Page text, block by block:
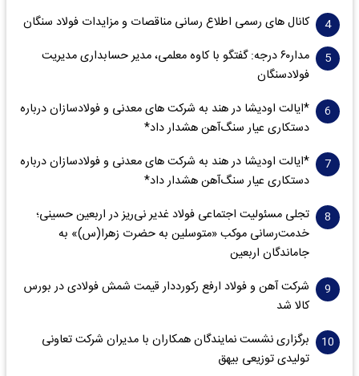
کانال های رسمی اطلاع رسانی مناقصات و مزایدات فولاد سنگان
مدار‌۶٠ درجه: گفتگو با کاوه معلمی، مدیر حسابداری مدیریت
فولادسنگان
*ایالت اودیشا در هند به شرکت های معدنی و فولادسازان درباره
دستکاری عیار سنگ‌آهن هشدار داد*
*ایالت اودیشا در هند به شرکت های معدنی و فولادسازان درباره
دستکاری عیار سنگ‌آهن هشدار داد*
تجلی مسئولیت اجتماعی فولاد غدیر نی‌ریز در اربعین حسینی؛
خدمت‌رسانی موکب «متوسلین به حضرت زهرا(س)» به
جاماندگان اربعین
شرکت آهن و فولاد ارفع رکورددار قیمت شمش فولادی در بورس
کالا شد
برگزاری نشست نمایندگان همکاران با مدیران شرکت تعاونی
تولیدی توزیعی بیهق